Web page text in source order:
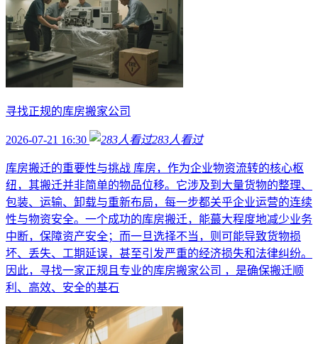
寻找正规的库房搬家公司
2026-07-21 16:30 283人看过
库房搬迁的重要性与挑战 库房，作为企业物资流转的核心枢
纽，其搬迁并非简单的物品位移。它涉及到大量货物的整理、
包装、运输、卸载与重新布局，每一步都关乎企业运营的连续
性与物资安全。一个成功的库房搬迁，能蕞大程度地减少业务
中断，保障资产安全；而一旦选择不当，则可能导致货物损
坏、丢失、工期延误，甚至引发严重的经济损失和法律纠纷。
因此，寻找一家正规且专业的库房搬家公司 ，是确保搬迁顺
利、高效、安全的基石